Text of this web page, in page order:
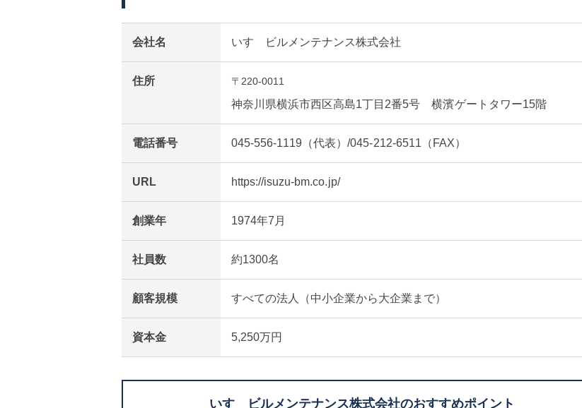
会社名 いすゞビルメンテナンス株式会社
住所 〒220-0011
神奈川県横浜市西区高島1丁目2番5号 横濱ゲートタワー15階
電話番号 045-556-1119（代表）/045-212-6511（FAX）
URL https://isuzu-bm.co.jp/
創業年 1974年7月
社員数 約1300名
顧客規模 すべての法人（中小企業から大企業まで）
資本金 5,250万円
いすゞビルメンテナンス株式会社のおすすめポイント